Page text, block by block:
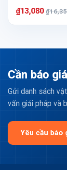
₫13,080
Cần báo
Gửi danh sách
vấn giải pháp và
Yêu cầu báo